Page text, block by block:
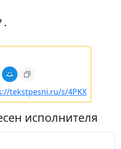
tekstpesni.ru/s/4PKX
исполнителя